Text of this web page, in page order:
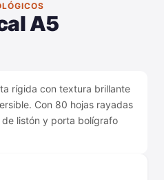
A5
rígida con textura brillante
Con 80 hojas rayadas
listón y porta bolígrafo